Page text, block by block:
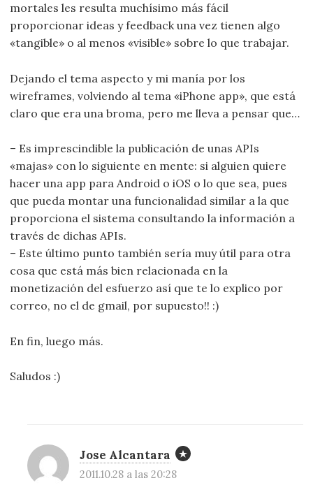
mortales les resulta muchísimo más fácil
proporcionar ideas y feedback una vez tienen algo
«tangible» o al menos «visible» sobre lo que trabajar.
Dejando el tema aspecto y mi manía por los
wireframes, volviendo al tema «iPhone app», que está
claro que era una broma, pero me lleva a pensar que…
– Es imprescindible la publicación de unas APIs
«majas» con lo siguiente en mente: si alguien quiere
hacer una app para Android o iOS o lo que sea, pues
que pueda montar una funcionalidad similar a la que
proporciona el sistema consultando la información a
través de dichas APIs.
– Este último punto también sería muy útil para otra
cosa que está más bien relacionada en la
monetización del esfuerzo así que te lo explico por
correo, no el de gmail, por supuesto!! :)
En fin, luego más.
Saludos :)
Jose Alcantara
2011.10.28 a las 20:28